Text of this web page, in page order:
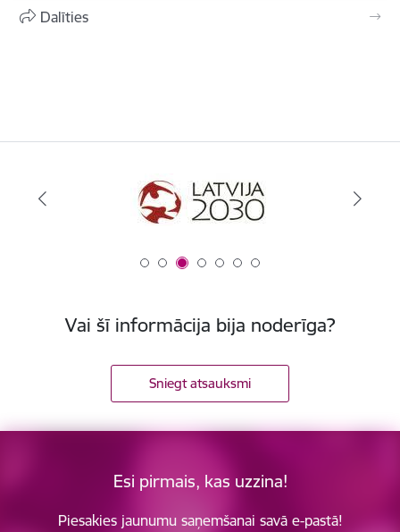
Dalīties
Vai šī informācija bija noderīga?
Sniegt atsauksmi
Esi pirmais, kas uzzina!
Piesakies jaunumu saņemšanai savā e-pastā!